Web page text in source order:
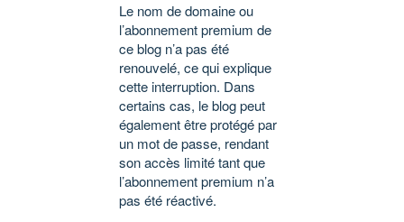
Le nom de domaine ou
l’abonnement premium de
ce blog n’a pas été
renouvelé, ce qui explique
cette interruption. Dans
certains cas, le blog peut
également être protégé par
un mot de passe, rendant
son accès limité tant que
l’abonnement premium n’a
pas été réactivé.